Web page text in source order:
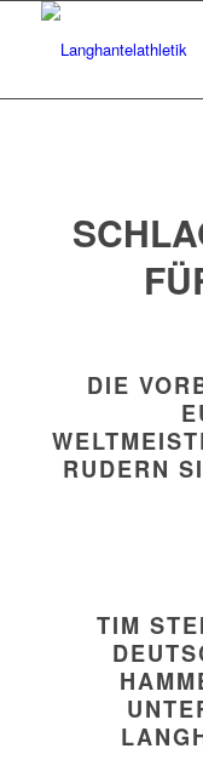
DIE
RUDERN
TIM